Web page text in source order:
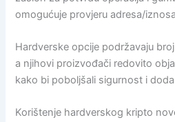
omogućuje provjeru adresa/
Hardverske opcije podržavaju
a njihovi proizvođači redovito
kako bi poboljšali sigurnost i
Korištenje hardverskog kripto